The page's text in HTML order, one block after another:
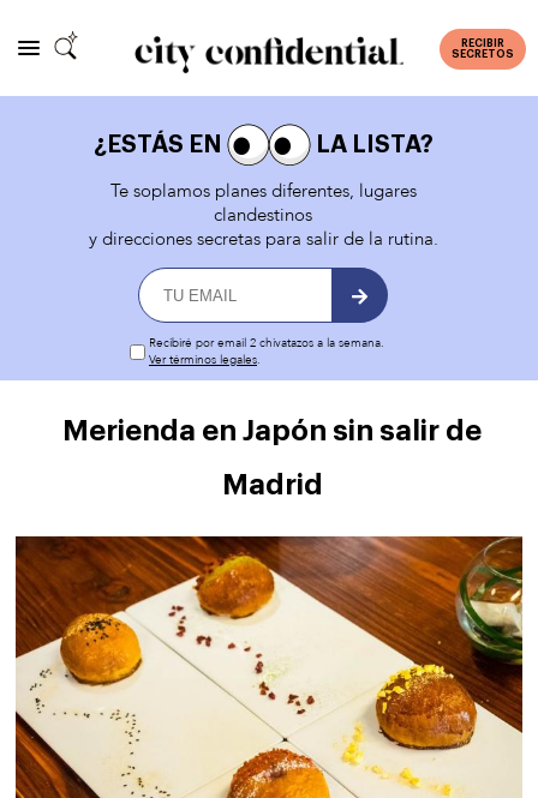
RECIBIR
SECRETOS
¿ESTÁS EN
LA LISTA?
Te soplamos planes diferentes, lugares
clandestinos
y direcciones secretas para salir de la rutina.
Recibiré por email 2 chivatazos a la semana.
Ver términos legales.
Merienda en Japón sin salir de
Madrid